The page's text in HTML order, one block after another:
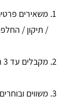
משאירים
/ תיקון /
מקבלים עד 3 הצעות ממתקינים זמינים בעינת והסביבה.
משווים